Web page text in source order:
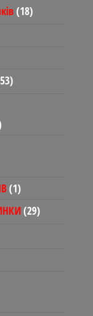
1818
5353
11
товар
2929